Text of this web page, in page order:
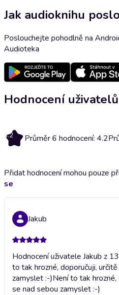
Jak audioknihu
Poslouchejte pohodlně na
Audioteka
Hodnocení uživatelů
4.2 Průměr 6 hodnocení: 4.2
Přidat hodnocení mohou pouze
se
Jakub
Hodnocení uživatele Jakub z
to tak hrozné, doporučuji,
zamyslet :-)Není to tak
se nad sebou zamyslet :-)